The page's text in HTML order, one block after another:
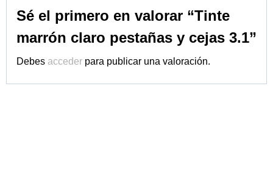
Sé el primero en valorar “Tinte
marrón claro pestañas y cejas 3.1”
Debes acceder para publicar una valoración.